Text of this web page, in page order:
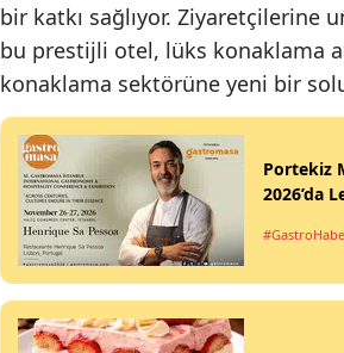
bir katkı sağlıyor. Ziyaretçilerine
bu prestijli otel, lüks konaklama
konaklama sektörüne yeni bir
Portekiz
2026’da